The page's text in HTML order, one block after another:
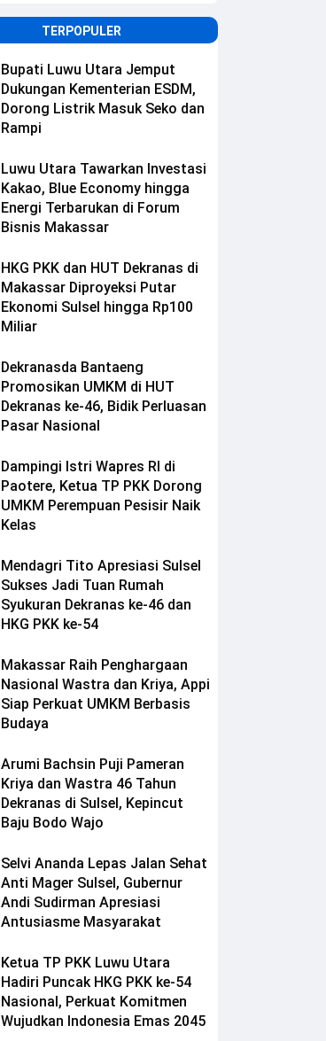
TERPOPULER
Bupati Luwu Utara Jemput
Dukungan Kementerian ESDM,
Dorong Listrik Masuk Seko dan
Rampi
Luwu Utara Tawarkan Investasi
Kakao, Blue Economy hingga
Energi Terbarukan di Forum
Bisnis Makassar
HKG PKK dan HUT Dekranas di
Makassar Diproyeksi Putar
Ekonomi Sulsel hingga Rp100
Miliar
Dekranasda Bantaeng
Promosikan UMKM di HUT
Dekranas ke-46, Bidik Perluasan
Pasar Nasional
Dampingi Istri Wapres RI di
Paotere, Ketua TP PKK Dorong
UMKM Perempuan Pesisir Naik
Kelas
Mendagri Tito Apresiasi Sulsel
Sukses Jadi Tuan Rumah
Syukuran Dekranas ke-46 dan
HKG PKK ke-54
Makassar Raih Penghargaan
Nasional Wastra dan Kriya, Appi
Siap Perkuat UMKM Berbasis
Budaya
Arumi Bachsin Puji Pameran
Kriya dan Wastra 46 Tahun
Dekranas di Sulsel, Kepincut
Baju Bodo Wajo
Selvi Ananda Lepas Jalan Sehat
Anti Mager Sulsel, Gubernur
Andi Sudirman Apresiasi
Antusiasme Masyarakat
Ketua TP PKK Luwu Utara
Hadiri Puncak HKG PKK ke-54
Nasional, Perkuat Komitmen
Wujudkan Indonesia Emas 2045